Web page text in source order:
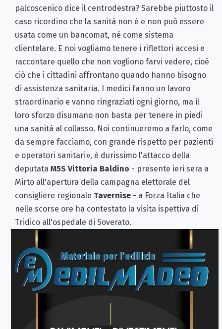
palcoscenico dice il centrodestra? Sarebbe piuttosto il
caso ricordino che la sanità non è e non può essere
usata come un bancomat, né come sistema
clientelare. E noi vogliamo tenere i riflettori accesi e
raccontare quello che non vogliono farvi vedere, cioè
ciò che i cittadini affrontano quando hanno bisogno
di assistenza sanitaria. I medici fanno un lavoro
straordinario e vanno ringraziati ogni giorno, ma il
loro sforzo disumano non basta per tenere in piedi
una sanità al collasso. Noi continueremo a farlo, come
da sempre facciamo, con grande rispetto per pazienti
e operatori sanitari», è durissimo l'attacco della
deputata M5S Vittoria Baldino - presente ieri sera a
Mirto all'apertura della campagna elettorale del
consigliere regionale Tavernise - a Forza Italia che
nelle scorse ore ha contestato la visita ispettiva di
Tridico all'ospedale di Soverato.